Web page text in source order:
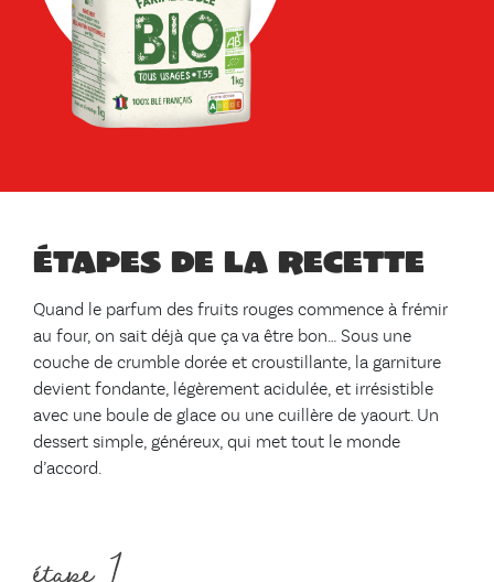
Étapes de la recette
Quand le parfum des fruits rouges commence à frémir
au four, on sait déjà que ça va être bon… Sous une
couche de crumble dorée et croustillante, la garniture
devient fondante, légèrement acidulée, et irrésistible
avec une boule de glace ou une cuillère de yaourt. Un
dessert simple, généreux, qui met tout le monde
d’accord.
étape 1